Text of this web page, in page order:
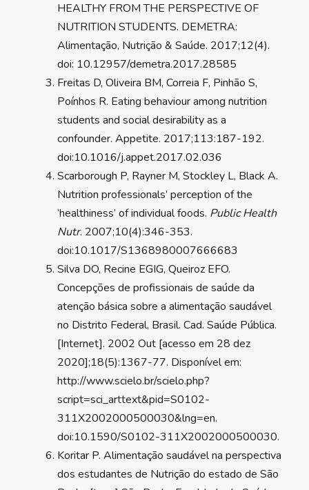
HEALTHY FROM THE PERSPECTIVE OF
NUTRITION STUDENTS. DEMETRA:
Alimentação, Nutrição & Saúde. 2017;12(4).
doi: 10.12957/demetra.2017.28585
Freitas D, Oliveira BM, Correia F, Pinhão S,
Poínhos R. Eating behaviour among nutrition
students and social desirability as a
confounder. Appetite. 2017;113:187-192.
doi:10.1016/j.appet.2017.02.036
Scarborough P, Rayner M, Stockley L, Black A.
Nutrition professionals’ perception of the
‘healthiness’ of individual foods. Public Health
Nutr. 2007;10(4):346-353.
doi:10.1017/S1368980007666683
Silva DO, Recine EGIG, Queiroz EFO.
Concepções de profissionais de saúde da
atenção básica sobre a alimentação saudável
no Distrito Federal, Brasil. Cad. Saúde Pública.
[Internet]. 2002 Out [acesso em 28 dez
2020];18(5):1367-77. Disponível em:
http://www.scielo.br/scielo.php?
script=sci_arttext&pid=S0102-
311X2002000500030&lng=en.
doi:10.1590/S0102-311X2002000500030.
Koritar P. Alimentação saudável na perspectiva
dos estudantes de Nutrição do estado de São